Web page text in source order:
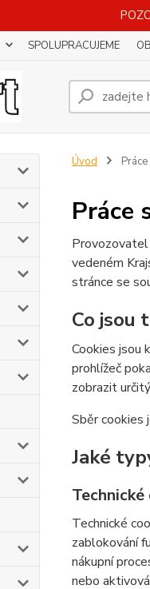
SPOLUPRACUJEME
Úvod
Práce
vedeném
stránce se
Co jsou
Cookies jsou
prohlížeč
zobrazit
Sběr cookies
Jaké
Technické
zablokování
nákupní
nebo